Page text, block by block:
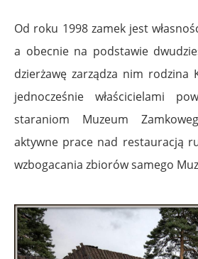
Od roku 1998 zamek jest
a obecnie na podstawie
dzierżawę zarządza nim rodzina
jednocześnie właścicielami
staraniom Muzeum
aktywne prace nad restauracją
wzbogacania zbiorów samego